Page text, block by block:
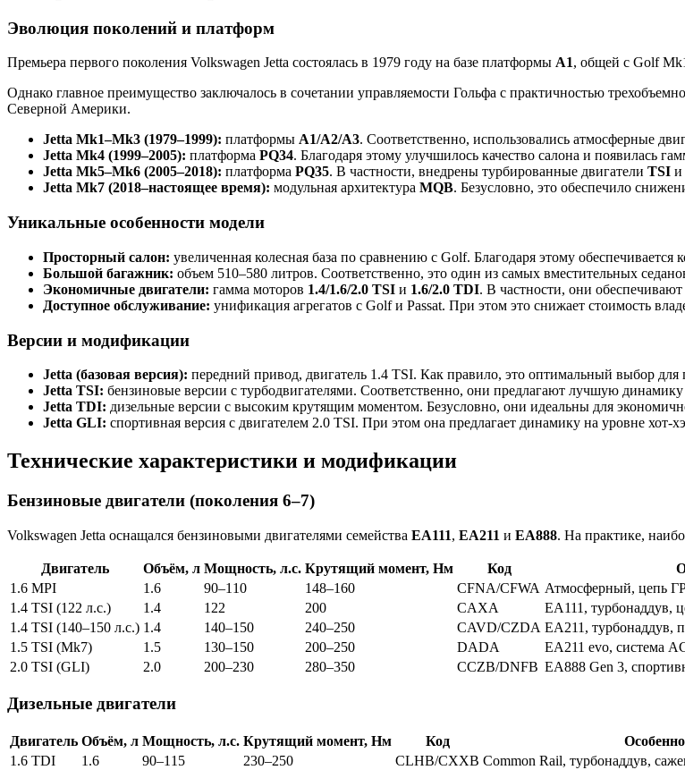
Эволюция поколений и платформ
Премьера первого поколения Volkswagen Jetta состоялась в 1979 году на базе платформы A1, общей с Golf
Однако главное преимущество заключалось в сочетании управляемости Гольфа с практичностью
Северной Америки.
Jetta Mk1–Mk3 (1979–1999): платформы A1/A2/A3. Соответственно, использовались атмосферные
Jetta Mk4 (1999–2005): платформа PQ34. Благодаря этому улучшилось качество салона и появилась
Jetta Mk5–Mk6 (2005–2018): платформа PQ35. В частности, внедрены турбированные двигатели TSI и
Jetta Mk7 (2018–настоящее время): модульная архитектура MQB. Безусловно, это обеспечило
Уникальные особенности модели
Просторный салон: увеличенная колесная база по сравнению с Golf. Благодаря этому обеспечивается
Большой багажник: объем 510–580 литров. Соответственно, это один из самых вместительных
Экономичные двигатели: гамма моторов 1.4/1.6/2.0 TSI и 1.6/2.0 TDI. В частности, они
Доступное обслуживание: унификация агрегатов с Golf и Passat. При этом это снижает стоимость
Версии и модификации
Jetta (базовая версия): передний привод, двигатель 1.4 TSI. Как правило, это оптимальный выбор для
Jetta TSI: бензиновые версии с турбодвигателями. Соответственно, они предлагают лучшую
Jetta TDI: дизельные версии с высоким крутящим моментом. Безусловно, они идеальны для
Jetta GLI: спортивная версия с двигателем 2.0 TSI. При этом она предлагает динамику на уровне хот-
Технические характеристики и модификации
Бензиновые двигатели (поколения 6–7)
Volkswagen Jetta оснащался бензиновыми двигателями семейства EA111, EA211 и EA888. На практике,
Двигатель Объём, л Мощность, л.с. Крутящий момент, Нм Код
1.6 MPI
1.6 90–110 148–160 CFNA/CFWA Атмосферный, цепь
1.4 TSI (122 л.с.)
1.4 122 200 CAXA
EA111, турбонаддув,
1.4 TSI (140–150 л.с.) 1.4 140–150 240–250 CAVD/CZDA EA211, турбонаддув,
1.5 TSI (Mk7)
1.5 130–150 200–250 DADA
EA211 evo, система
2.0 TSI (GLI)
2.0 200–230 280–350 CCZB/DNFB EA888 Gen 3,
Дизельные двигатели
Двигатель Объём, л Мощность, л.с. Крутящий момент, Нм Код
1.6 TDI
1.6 90–115 230–250 CLHB/CXXB Common Rail, турбонаддув,